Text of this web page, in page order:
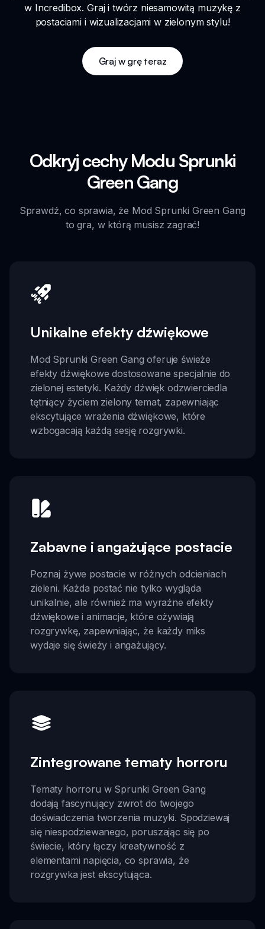
w Incredibox. Graj i twórz niesamowitą muzykę z
postaciami i wizualizacjami w zielonym stylu!
Graj w grę teraz
Odkryj cechy Modu Sprunki
Green Gang
Sprawdź, co sprawia, że Mod Sprunki Green Gang
to gra, w którą musisz zagrać!
Unikalne efekty dźwiękowe
Mod Sprunki Green Gang oferuje świeże
efekty dźwiękowe dostosowane specjalnie do
zielonej estetyki. Każdy dźwięk odzwierciedla
tętniący życiem zielony temat, zapewniając
ekscytujące wrażenia dźwiękowe, które
wzbogacają każdą sesję rozgrywki.
Zabavne i angażujące postacie
Poznaj żywe postacie w różnych odcieniach
zieleni. Każda postać nie tylko wygląda
unikalnie, ale również ma wyraźne efekty
dźwiękowe i animacje, które ożywiają
rozgrywkę, zapewniając, że każdy miks
wydaje się świeży i angażujący.
Zintegrowane tematy horroru
Tematy horroru w Sprunki Green Gang
dodają fascynujący zwrot do twojego
doświadczenia tworzenia muzyki. Spodziewaj
się niespodziewanego, poruszając się po
świecie, który łączy kreatywność z
elementami napięcia, co sprawia, że
rozgrywka jest ekscytująca.